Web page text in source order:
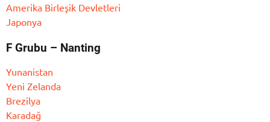
Amerika Birleşik Devletleri
Japonya
F Grubu – Nanting
Yunanistan
Yeni Zelanda
Brezilya
Karadağ